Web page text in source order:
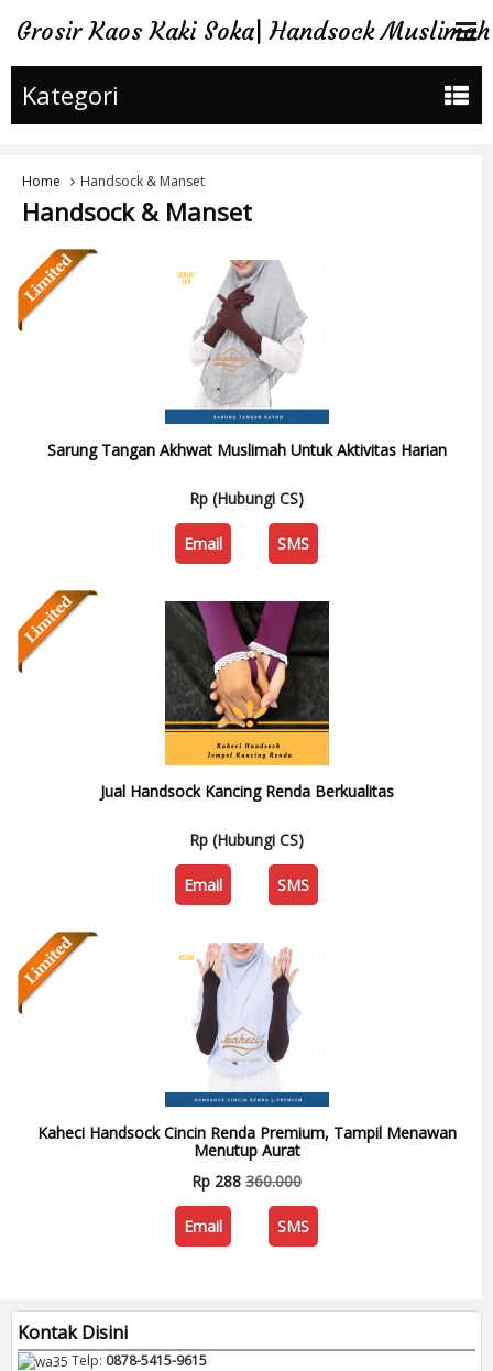
Grosir Kaos Kaki Soka| Handsock Muslimah
Kategori
Home Handsock & Manset
Handsock & Manset
Sarung Tangan Akhwat Muslimah Untuk Aktivitas Harian
Rp (Hubungi CS)
Email SMS
Jual Handsock Kancing Renda Berkualitas
Rp (Hubungi CS)
Email SMS
Kaheci Handsock Cincin Renda Premium, Tampil Menawan
Menutup Aurat
Rp 288 360.000
Email SMS
Kontak Disini
Telp: 0878-5415-9615